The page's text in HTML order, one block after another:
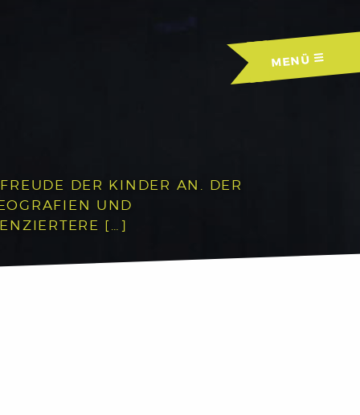
MENÜ
DER KINDER AN. DER
UND
[…]